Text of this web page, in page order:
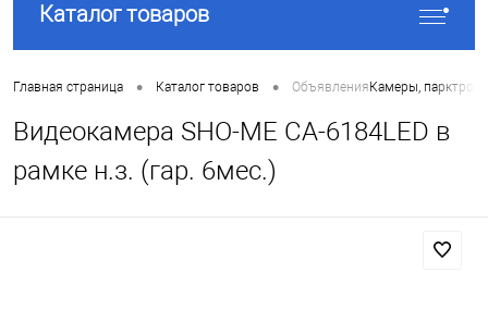
Каталог товаров
Главная страница • Каталог товаров • ОбъявленияКамеры,
Видеокамера SHO-ME CA-6184LED в
рамке н.з. (гар. 6мес.)